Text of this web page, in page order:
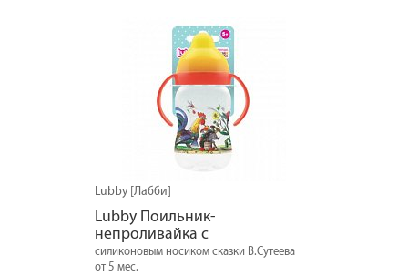
Lubby [Лабби]
Lubby Поильник-
непроливайка с
силиконовым носиком сказки В.Сутеева
от 5 мес.